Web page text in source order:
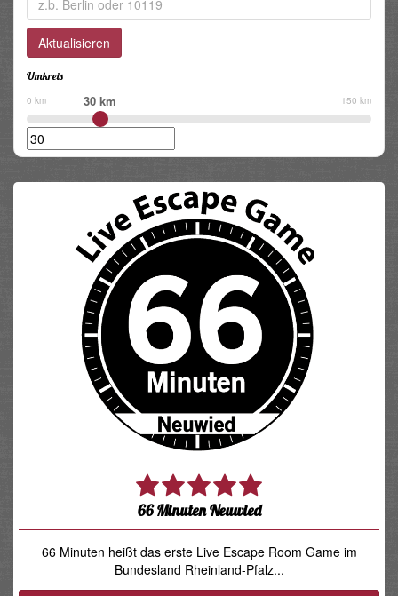
Umkreis
0 km 150 km
30 km
66 Minuten Neuwied
66 Minuten heißt das erste Live Escape Room Game im
Bundesland Rheinland-Pfalz...